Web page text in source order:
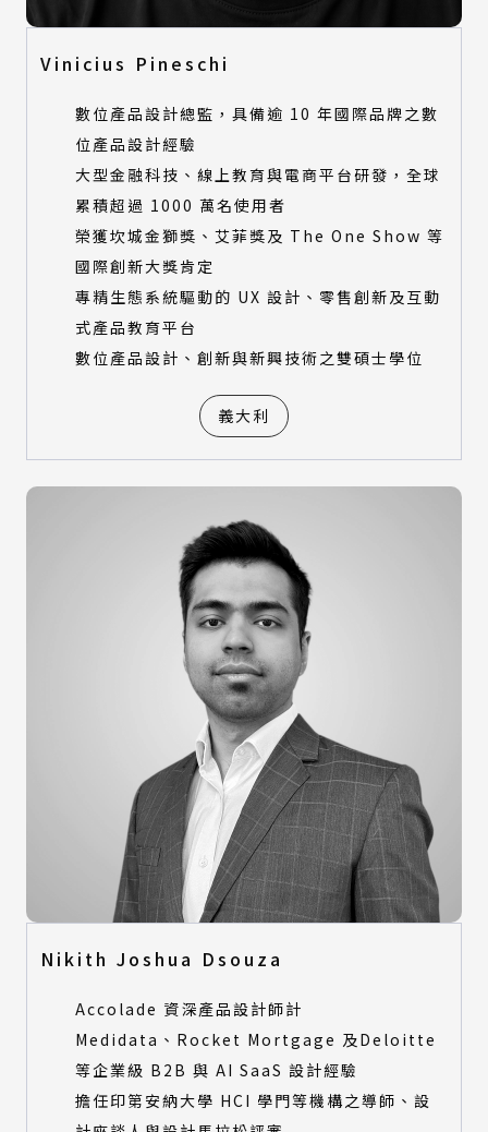
Vinicius Pineschi
數位產品設計總監，具備逾 10 年國際品牌之數
位產品設計經驗
大型金融科技、線上教育與電商平台研發，全球
累積超過 1000 萬名使用者
榮獲坎城金獅獎、艾菲獎及 The One Show 等
國際創新大獎肯定
專精生態系統驅動的 UX 設計、零售創新及互動
式產品教育平台
數位產品設計、創新與新興技術之雙碩士學位
義大利
Nikith Joshua Dsouza
Accolade 資深產品設計師計
Medidata、Rocket Mortgage 及Deloitte
等企業級 B2B 與 AI SaaS 設計經驗
擔任印第安納大學 HCI 學門等機構之導師、設